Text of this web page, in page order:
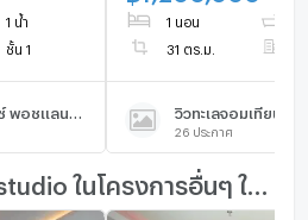
1 น้ำ
ชั้น 1
1 นอน
31 ตร.ม.
วิวทะเลจอมเทียน ค
26 ประกาศ
ประกาศเช่าคอนโด studio ในโครงการอื่นๆ ใกล้เคียง